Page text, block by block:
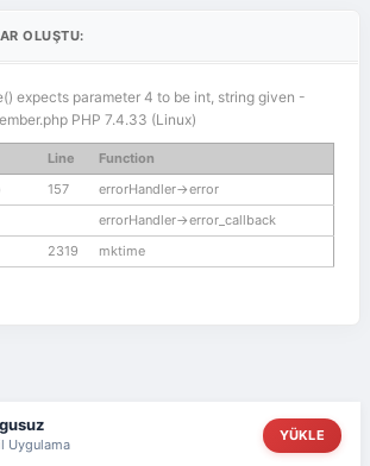
OLUŞTU:
expects parameter 4 to be int, string given -
PHP 7.4.33 (Linux)
Line
Function
157
errorHandler->error
errorHandler->error_callback
2319 mktime
Uygulama
YÜKLE